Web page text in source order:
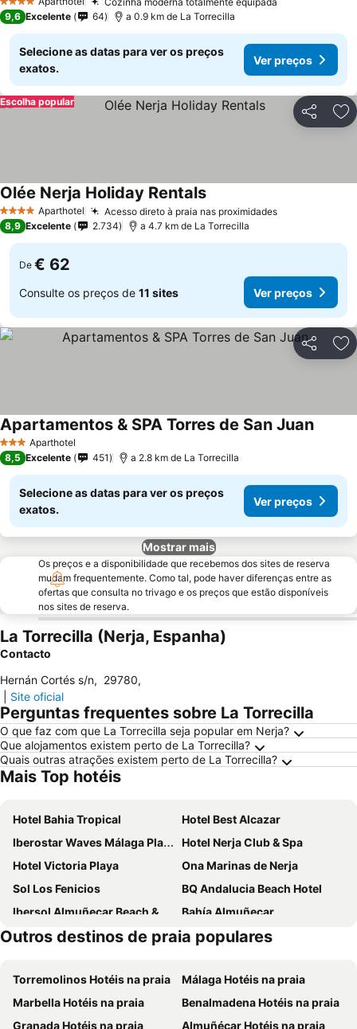
4 Estrelas
9,6 Excelente 64 a 0.9 km de La Torrecilla
Selecione as datas para ver os preços
exatos.
Ver preços
Partilhar
Escolha popular
4 EstrelasAparthotel Acesso direto à praia nas proximidades
Olée Nerja Holiday Rentals
8,9 Excelente 2.734 a 4.7 km de La Torrecilla
De € 62
Consulte os preços de 11 sites Ver preços
Partilhar
3 EstrelasAparthotel
Apartamentos & SPA Torres de San Juan
8,5 Excelente 451 a 2.8 km de La Torrecilla
Selecione as datas para ver os preços
exatos.
Ver preços
Mostrar mais
Os preços e a disponibilidade que recebemos dos sites de reserva
mudam frequentemente. Como tal, pode haver diferenças entre as
ofertas que consulta no trivago e os preços que estão disponíveis
nos sites de reserva.
La Torrecilla (Nerja, Espanha)
Contacto
Hernán Cortés s/n, 29780,
Site oficial
Perguntas frequentes sobre La Torrecilla
O que faz com que La Torrecilla seja popular em Nerja?
Que alojamentos existem perto de La Torrecilla?
Quais outras atrações existem perto de La Torrecilla?
Mais Top hotéis
Hotel Bahia Tropical
Hotel Best Alcazar
Iberostar Waves Málaga Playa
Hotel Nerja Club & Spa
Hotel Victoria Playa
Ona Marinas de Nerja
Sol Los Fenicios
BQ Andalucia Beach Hotel
Ibersol Almuñecar Beach & Spa Hotel
Bahía Almuñecar
Hotel Perla Marina
Hotel Miraya
Hotel Santa Rosa
Hotel Suites Albayzin Del Mar
Hotel Riu Monica
Hotel Toboso Chaparil
Outros destinos de praia populares
Torremolinos Hotéis na praia
Málaga Hotéis na praia
Marbella Hotéis na praia
Benalmadena Hotéis na praia
Granada Hotéis na praia
Almuñécar Hotéis na praia